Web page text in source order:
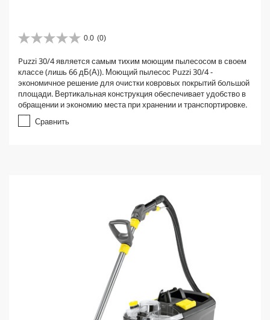
0.0 (0)
0
0
и
з
5
з
е
Puzzi 30/4 является самым тихим моющим пылесосом в своем
классе (лишь 66 дБ(А)). Моющий пылесос Puzzi 30/4 -
экономичное решение для очистки ковровых покрытий большой
площади. Вертикальная конструкция обеспечивает удобство в
обращении и экономию места при хранении и транспортировке.
Сравнить